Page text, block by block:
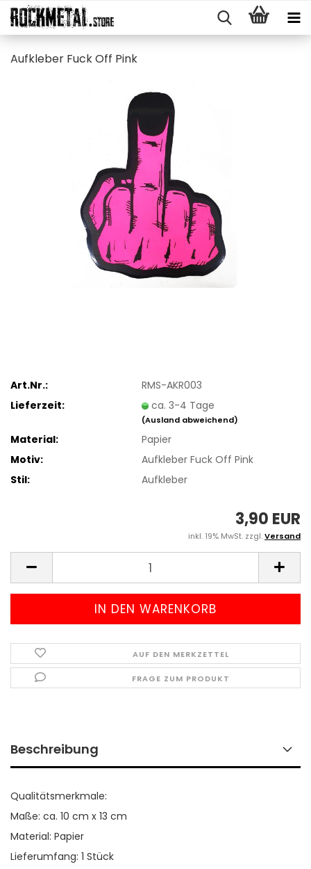
Auf­kle­ber Fuck Off Pink
Art.Nr.:
RMS-AKR003
Lieferzeit:
ca. 3-4 Tage
(Ausland abweichend)
Material:
Papier
Motiv:
Aufkleber Fuck Off Pink
Stil:
Aufkleber
3,90 EUR
inkl. 19% MwSt. zzgl.Versand
AUF DEN MERKZETTEL
FRAGE ZUM PRODUKT
Beschreibung
Qualitätsmerkmale:
Maße: ca. 10 cm x 13 cm
Material: Papier
Lieferumfang: 1 Stück